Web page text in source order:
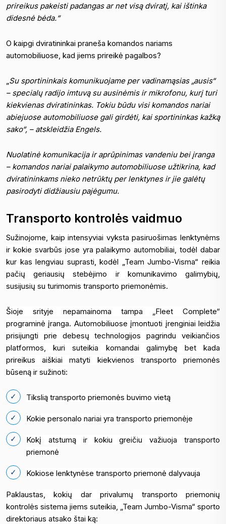
prireikus pakeisti padangas ar net visą dviratį, kai ištinka
didesnė bėda.“
O kaipgi dviratininkai praneša komandos nariams
automobiliuose, kad jiems prireikė pagalbos?
„Su sportininkais komunikuojame per vadinamąsias „ausis“
– specialų radijo imtuvą su ausinėmis ir mikrofonu, kurį turi
kiekvienas dviratininkas. Tokiu būdu visi komandos nariai
abiejuose automobiliuose gali girdėti, kai sportininkas kažką
sako“, – atskleidžia Engels.
Nuolatinė komunikacija ir aprūpinimas vandeniu bei įranga
– komandos nariai palaikymo automobiliuose užtikrina, kad
dviratininkams nieko netrūktų per lenktynes ir jie galėtų
pasirodyti didžiausiu pajėgumu.
Transporto kontrolės vaidmuo
Sužinojome, kaip intensyviai vyksta pasiruošimas lenktynėms
ir kokie svarbūs jose yra palaikymo automobiliai, todėl dabar
kur kas lengviau suprasti, kodėl „Team Jumbo-Visma“ reikia
pačių geriausių stebėjimo ir komunikavimo galimybių,
susijusių su turimomis transporto priemonėmis.
Šioje srityje nepamainoma tampa „Fleet Complete“
programinė įranga. Automobiliuose įmontuoti įrenginiai leidžia
prisijungti prie debesų technologijos pagrindu veikiančios
platformos, kuri suteikia komandai galimybę bet kada
prireikus aiškiai matyti kiekvienos transporto priemonės
būseną ir sužinoti:
Tikslią transporto priemonės buvimo vietą
Kokie personalo nariai yra transporto priemonėje
Kokį atstumą ir kokiu greičiu važiuoja transporto
priemonė
Kokiose lenktynėse transporto priemonė dalyvauja
Paklaustas, kokių dar privalumų transporto priemonių
kontrolės sistema jiems suteikia, „Team Jumbo-Visma“ sporto
direktoriaus atsako štai ką: